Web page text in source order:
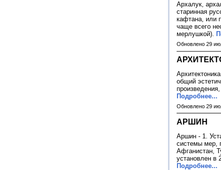
Архалук,
старинная
кафтана, или
чаще всего
мерлушкой).
Обновлено 29
общий
Подробнее...
Обновлено 29
АРШИН
Аршин - 1.
системы мер,
Афганистан,
установлен в
Подробнее...